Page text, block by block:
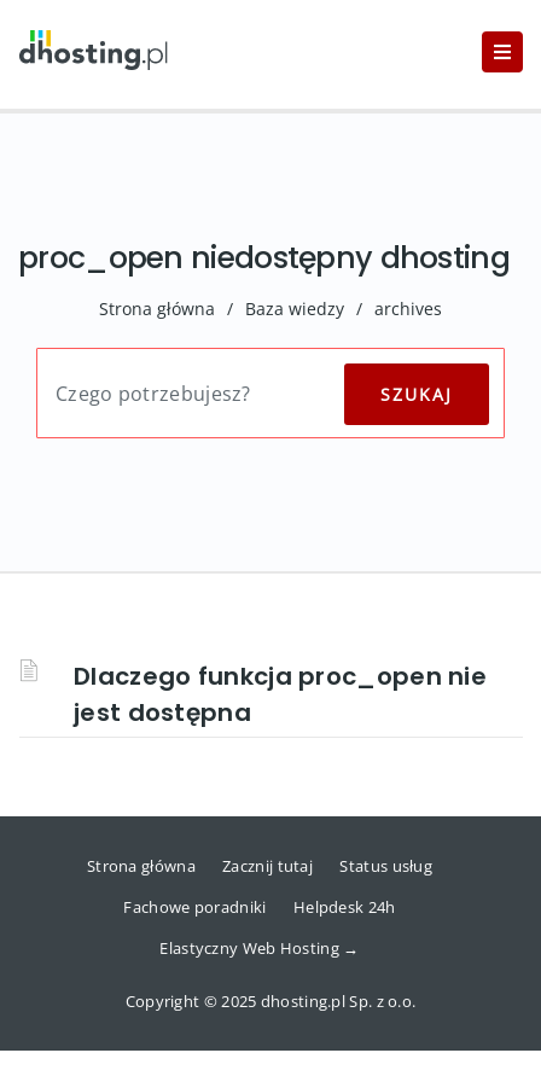
proc_open niedostępny dhosting
Strona główna / Baza wiedzy / archives
Dlaczego funkcja proc_open nie
jest dostępna
Strona główna Zacznij tutaj
Status usług
Fachowe poradniki
Helpdesk 24h
Elastyczny Web Hosting →
Copyright © 2025 dhosting.pl Sp. z o.o.